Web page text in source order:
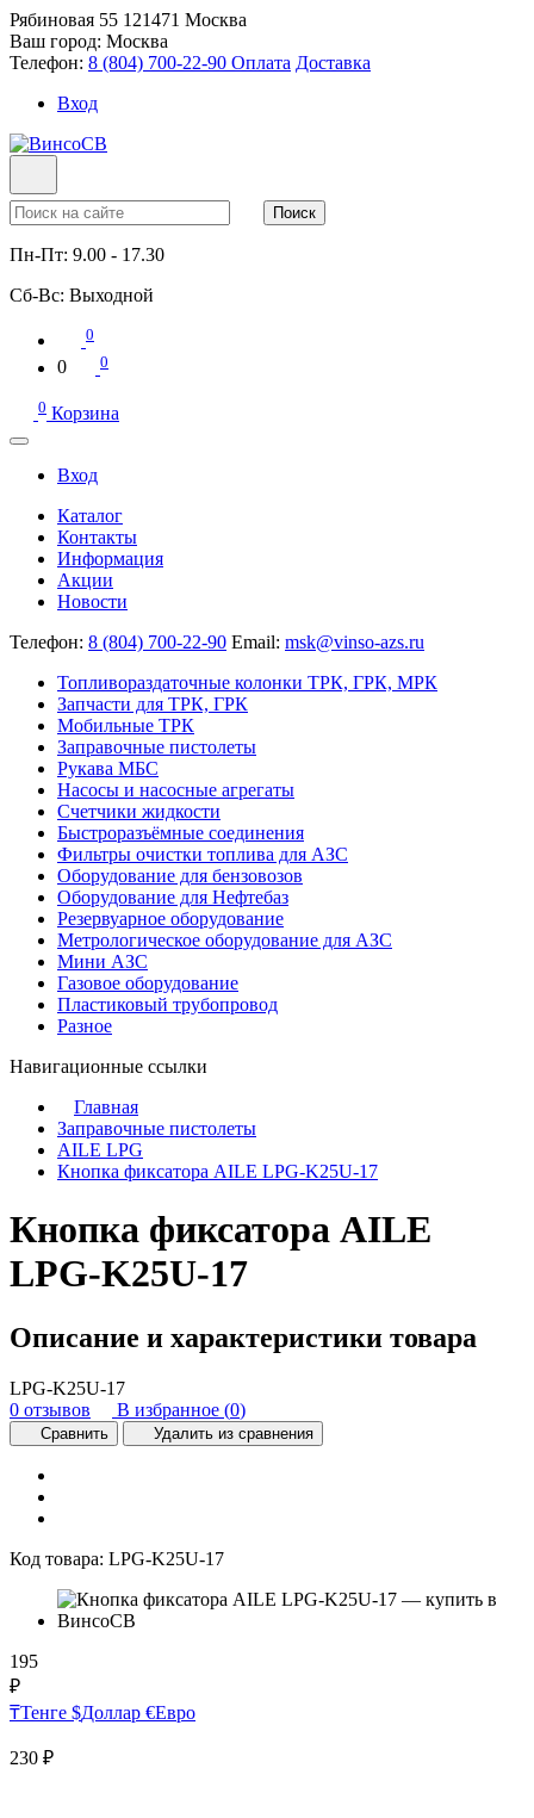
Рябиновая 55 121471 Москва
Ваш город: Москва
Телефон: 8 (804) 700-22-90 Оплата Доставка
Вход
Поиск
Пн-Пт: 9.00 - 17.30
Сб-Вс: Выходной
0
0 0
0 Корзина
Вход
Каталог
Контакты
Информация
Акции
Новости
Телефон: 8 (804) 700-22-90 Email: msk@vinso-azs.ru
Топливораздаточные колонки ТРК, ГРК, МРК
Запчасти для ТРК, ГРК
Мобильные ТРК
Заправочные пистолеты
Рукава МБС
Насосы и насосные агрегаты
Счетчики жидкости
Быстроразъёмные соединения
Фильтры очистки топлива для АЗС
Оборудование для бензовозов
Оборудование для Нефтебаз
Резервуарное оборудование
Метрологическое оборудование для АЗС
Мини АЗС
Газовое оборудование
Пластиковый трубопровод
Разное
Навигационные ссылки
Главная
Заправочные пистолеты
AILE LPG
Кнопка фиксатора AILE LPG-K25U-17
Кнопка фиксатора AILE
LPG-K25U-17
Описание и характеристики товара
LPG-K25U-17
0 отзывов
В избранное (0)
Сравнить Удалить из сравнения
Код товара: LPG-K25U-17
195
₽
₸Тенге $Доллар €Евро
230 ₽